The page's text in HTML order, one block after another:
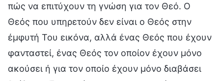
πώς να επιτύχουν τη γνώση για τον Θεό. Ο
Θεός που υπηρετούν δεν είναι ο Θεός στην
έμφυτή Του εικόνα, αλλά ένας Θεός που έχουν
φανταστεί, ένας Θεός τον οποίον έχουν μόνο
ακούσει ή για τον οποίο έχουν μόνο διαβάσει